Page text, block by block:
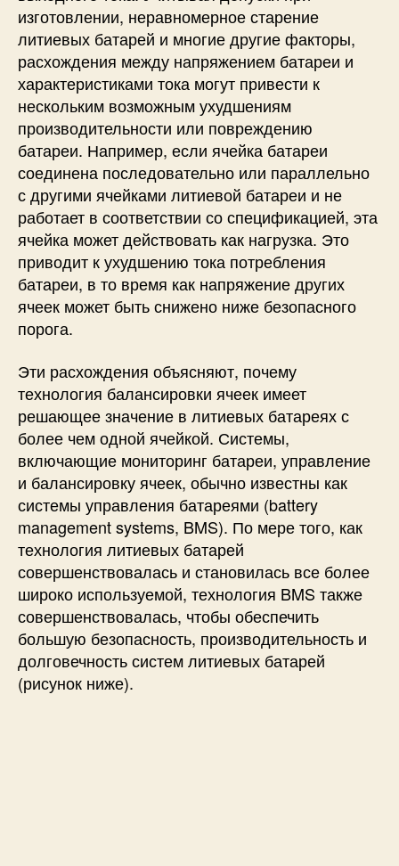
изготовлении, неравномерное старение
литиевых батарей и многие другие факторы,
расхождения между напряжением батареи и
характеристиками тока могут привести к
нескольким возможным ухудшениям
производительности или повреждению
батареи. Например, если ячейка батареи
соединена последовательно или параллельно
с другими ячейками литиевой батареи и не
работает в соответствии со спецификацией, эта
ячейка может действовать как нагрузка. Это
приводит к ухудшению тока потребления
батареи, в то время как напряжение других
ячеек может быть снижено ниже безопасного
порога.
Эти расхождения объясняют, почему
технология балансировки ячеек имеет
решающее значение в литиевых батареях с
более чем одной ячейкой. Системы,
включающие мониторинг батареи, управление
и балансировку ячеек, обычно известны как
системы управления батареями (battery
management systems, BMS). По мере того, как
технология литиевых батарей
совершенствовалась и становилась все более
широко используемой, технология BMS также
совершенствовалась, чтобы обеспечить
большую безопасность, производительность и
долговечность систем литиевых батарей
(рисунок ниже).